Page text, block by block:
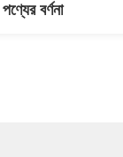
পণ্যের বর্ণনা